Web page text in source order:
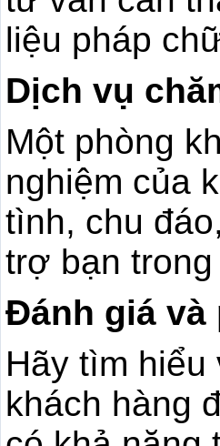
liệu pháp
Dịch vụ
Một phòng
nghiệm của
tình, chu
trợ bạn
Đánh giá và
Hãy tìm hiểu
khách hàng